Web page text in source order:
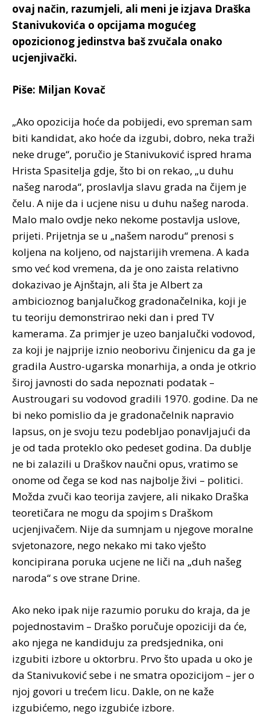
ovaj način, razumjeli, ali meni je izjava Draška
Stanivukovića o opcijama mogućeg
opozicionog jedinstva baš zvučala onako
ucjenjivački.
Piše: Miljan Kovač
„Ako opozicija hoće da pobijedi, evo spreman sam
biti kandidat, ako hoće da izgubi, dobro, neka traži
neke druge“, poručio je Stanivuković ispred hrama
Hrista Spasitelja gdje, što bi on rekao, „u duhu
našeg naroda“, proslavlja slavu grada na čijem je
čelu. A nije da i ucjene nisu u duhu našeg naroda.
Malo malo ovdje neko nekome postavlja uslove,
prijeti. Prijetnja se u „našem narodu“ prenosi s
koljena na koljeno, od najstarijih vremena. A kada
smo već kod vremena, da je ono zaista relativno
dokazivao je Ajnštajn, ali šta je Albert za
ambicioznog banjalučkog gradonačelnika, koji je
tu teoriju demonstrirao neki dan i pred TV
kamerama. Za primjer je uzeo banjalučki vodovod,
za koji je najprije iznio neoborivu činjenicu da ga je
gradila Austro-ugarska monarhija, a onda je otkrio
široj javnosti do sada nepoznati podatak –
Austrougari su vodovod gradili 1970. godine. Da ne
bi neko pomislio da je gradonačelnik napravio
lapsus, on je svoju tezu podebljao ponavljajući da
je od tada proteklo oko pedeset godina. Da dublje
ne bi zalazili u Draškov naučni opus, vratimo se
onome od čega se kod nas najbolje živi – politici.
Možda zvuči kao teorija zavjere, ali nikako Draška
teoretičara ne mogu da spojim s Draškom
ucjenjivačem. Nije da sumnjam u njegove moralne
svjetonazore, nego nekako mi tako vješto
koncipirana poruka ucjene ne liči na „duh našeg
naroda“ s ove strane Drine.
Ako neko ipak nije razumio poruku do kraja, da je
pojednostavim – Draško poručuje opoziciji da će,
ako njega ne kandiduju za predsjednika, oni
izgubiti izbore u oktorbru. Prvo što upada u oko je
da Stanivuković sebe i ne smatra opozicijom – jer o
njoj govori u trećem licu. Dakle, on ne kaže
izgubićemo, nego izgubiće izbore.